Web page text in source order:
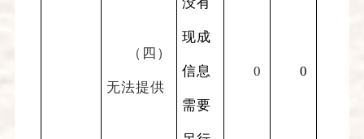
（四）
无法提供
现成
信息
需要
0 0